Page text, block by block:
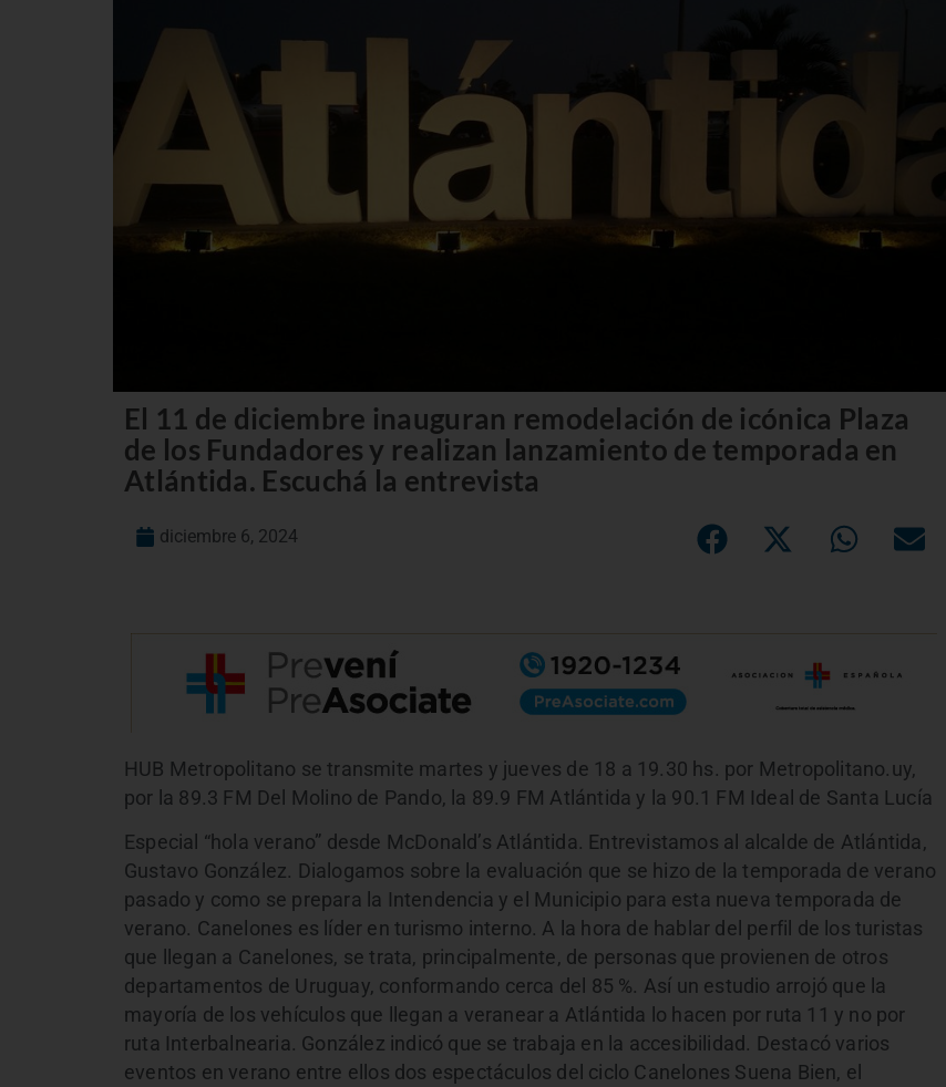
El 11 de diciembre inauguran remodelación de icónica Plaza
de los Fundadores y realizan lanzamiento de temporada en
Atlántida. Escuchá la entrevista
diciembre 6, 2024
HUB Metropolitano se transmite martes y jueves de 18 a 19.30 hs. por Metropolitano.uy,
por la 89.3 FM Del Molino de Pando, la 89.9 FM Atlántida y la 90.1 FM Ideal de Santa Lucía
Especial “hola verano” desde McDonald’s Atlántida. Entrevistamos al alcalde de Atlántida,
Gustavo González. Dialogamos sobre la evaluación que se hizo de la temporada de verano
pasado y como se prepara la Intendencia y el Municipio para esta nueva temporada de
verano. Canelones es líder en turismo interno. A la hora de hablar del perfil de los turistas
que llegan a Canelones, se trata, principalmente, de personas que provienen de otros
departamentos de Uruguay, conformando cerca del 85 %. Así un estudio arrojó que la
mayoría de los vehículos que llegan a veranear a Atlántida lo hacen por ruta 11 y no por
ruta Interbalnearia. González indicó que se trabaja en la accesibilidad. Destacó varios
eventos en verano entre ellos dos espectáculos del ciclo Canelones Suena Bien, el